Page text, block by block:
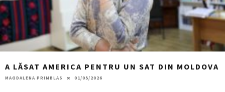
A LĂSAT AMERICA PENTRU UN SAT DIN MOLDOVA
MAGDALENA PRIMBLAS 01/05/2026